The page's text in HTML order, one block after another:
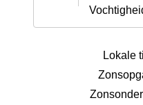
Lokale